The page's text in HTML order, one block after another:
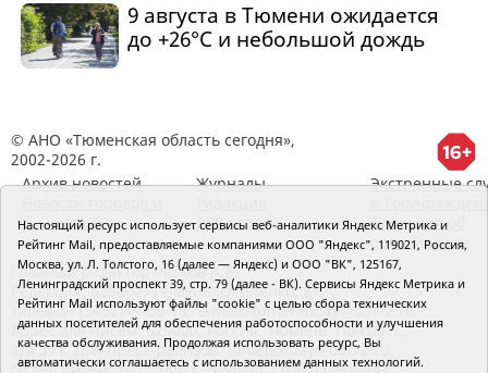
9 августа в Тюмени ожидается
до +26°C и небольшой дождь
© АНО «Тюменская область сегодня»,
2002-2026 г.
Архив новостей
районов ТО
Журналы
RSS поток
Экстренные
Сведения об
организации
Главный редактор Рябков А.В.
Редакция: 625002, Тюмень, Осипенко, 81,
телефон (3452)49-00-18, e-mail: tumentoday@obl72.ru
Адрес для писем: 625000, Россия, Тюмень, Почтамт,
а/я 371. Для пресс-релизов: tumentoday@obl72.ru.
Настоящий ресурс использует сервисы веб-аналитики Яндекс Метрика и
Рейтинг Mail, предоставляемые компаниями ООО "Яндекс", 119021, Россия,
Москва, ул. Л. Толстого, 16 (далее — Яндекс) и ООО "ВК", 125167,
Ленинградский проспект 39, стр. 79 (далее - ВК). Сервисы Яндекс Метрика и
Рейтинг Mail используют файлы "cookie" с целью сбора технических
данных посетителей для обеспечения работоспособности и улучшения
качества обслуживания. Продолжая использовать ресурс, Вы
автоматически соглашаетесь с использованием данных технологий.